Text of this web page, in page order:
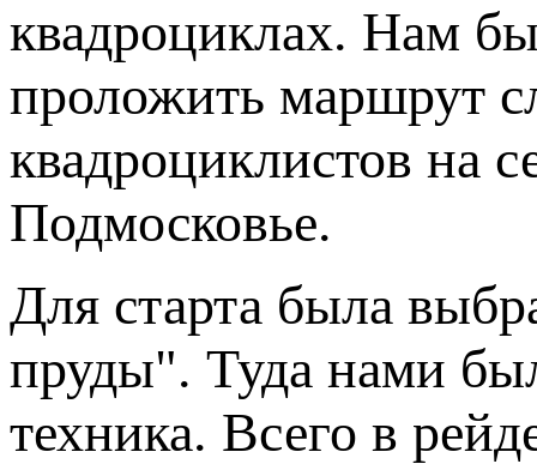
квадроциклах. Нам
проложить маршрут
квадроциклистов на
Подмосковье.
Для старта была
пруды". Туда нами
техника. Всего в